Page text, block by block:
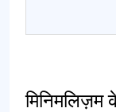
मिनिमलिज़म